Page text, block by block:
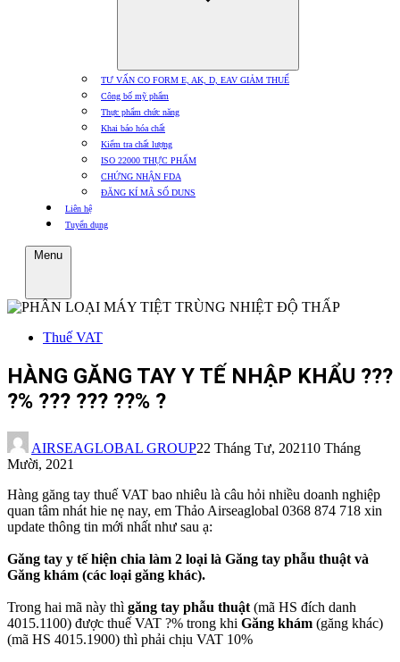
TƯ VẤN CO FORM E, AK, D, EAV GIẢM THUẾ
Công bố mỹ phẩm
Thực phẩm chức năng
Khai báo hóa chất
Kiểm tra chất lượng
ISO 22000 THỰC PHẨM
CHỨNG NHẬN FDA
ĐĂNG KÍ MÃ SỐ DUNS
Liên hệ
Tuyển dụng
Menu
Thuế VAT
HÀNG GĂNG TAY Y TẾ NHẬP KHẨU ???
?% ??? ??? ??% ?
AIRSEAGLOBAL GROUP22 Tháng Tư, 202110 Tháng
Mười, 2021
Hàng găng tay thuế VAT bao nhiêu là câu hỏi nhiều doanh nghiệp
quan tâm nhát hie nẹ nay, em Thảo Airseaglobal 0368 874 718 xin
update thông tin mới nhất như sau ạ:
Găng tay y tế hiện chia làm 2 loại là Găng tay phẫu thuật và
Găng khám (các loại găng khác).
Trong hai mã này thì găng tay phẫu thuật (mã HS đích danh
4015.1100) được thuế VAT ?% trong khi Găng khám (găng khác)
(mã HS 4015.1900) thì phải chịu VAT 10%